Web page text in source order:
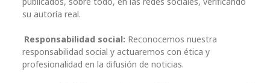
su autoría real.
Responsabilidad social: Reconocemos nuestra
responsabilidad social y actuaremos con ética y
profesionalidad en la difusión de noticias.